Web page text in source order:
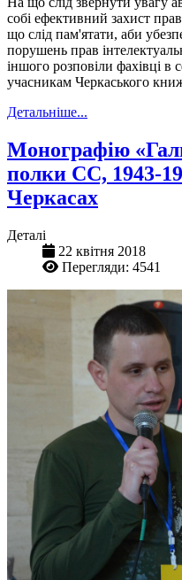
собі ефективний захист
що слід пам'ятати, аби
порушень прав
іншого розповіли фахівці в
учасникам Черкаського
Детальніше...
Монографію
полки СС, 1943-
Черкасах
Деталі
22 квітня 2018
Перегляди: 4541